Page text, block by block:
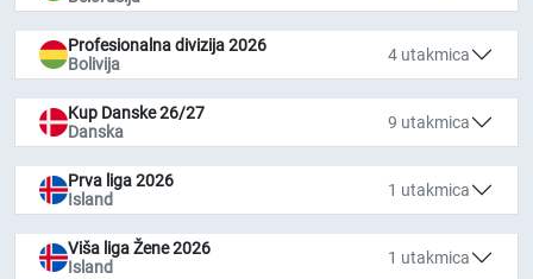
Profesionalna divizija 2026
Bolivija
4 utakmica
Kup Danske 26/27
Danska
9 utakmica
Prva liga 2026
Island
1 utakmica
Viša liga Žene 2026
Island
1 utakmica